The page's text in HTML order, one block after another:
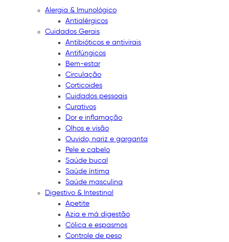
Alergia & Imunológico
Antialérgicos
Cuidados Gerais
Antibióticos e antivirais
Antifúngicos
Bem-estar
Circulação
Corticoides
Cuidados pessoais
Curativos
Dor e inflamação
Olhos e visão
Ouvido, nariz e garganta
Pele e cabelo
Saúde bucal
Saúde íntima
Saúde masculina
Digestivo & Intestinal
Apetite
Azia e má digestão
Cólica e espasmos
Controle de peso